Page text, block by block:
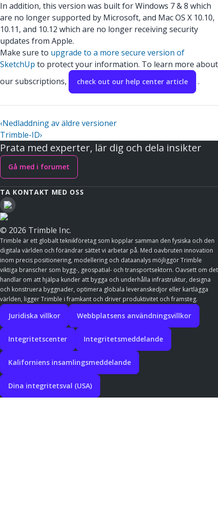
In addition, this version was built for Windows 7 & 8 which
are no longer supported by Microsoft, and Mac OS X 10.10,
10.11, and 10.12 which are no longer receiving security
updates from Apple.
Make sure to upgrade to a more secure version of
SketchUp to protect your information. To learn more about
our subscriptions,
check out our help center article .
‹Nedladdning av äldre versioner
Trimble-ID›
Prata med experter, lär dig och dela insikter
Gå med i forumet
TA KONTAKT MED OSS
© 2026 Trimble Inc.
Trimble är ett globalt teknikföretag som kopplar samman den fysiska och den
digitala världen och förändrar sättet vi arbetar på. Med oavbruten innovation
inom precis positionering, modellering och dataanalys möjliggör Trimble
viktiga branscher som bygg-, geospatial- och transportsektorn. Oavsett om det
handlar om att hjälpa kunder att bygga och underhålla infrastruktur, designa
och konstruera byggnader, optimera globala leveranskedjor eller kartlägga
världen, ligger Trimble i framkant och driver produktivitet och framsteg.
Juridiska villkor Webbplatsens användningsvillkor
Integritetscenter Integritetsmeddelande
Kaliforniens insamlingsmeddelande
Dina integritetsval (USA)